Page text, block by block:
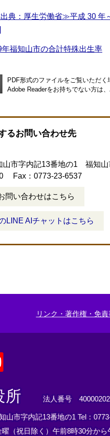
典：厚生労働省≫平成 30 年
福知山市の合計特殊出生率
PDF形式のファイルをご覧いただく
Adobe Readerをお持ちでない方は
るお問い合わせ先
山市字内記13番地の1 福知山
Fax：0773-23-6537
問い合わせはこちら
LINE AIチャットはこちら
リンク・著作権・免
所 法人番号
山市字内記13番地の1 Tel：
（祝日除く）午前8時30分から